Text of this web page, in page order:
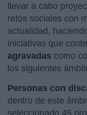
llevar a cabo
retos sociales con
actualidad,
iniciativas que
agravadas como
los siguientes
Personas con
dentro de este
seleccionado 45